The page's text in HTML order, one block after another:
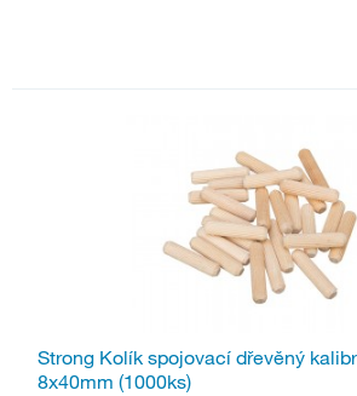
Strong Kolík spojovací dřevěný
8x40mm (1000ks)